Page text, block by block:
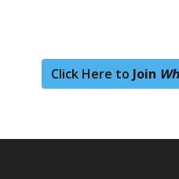
Click Here to Join